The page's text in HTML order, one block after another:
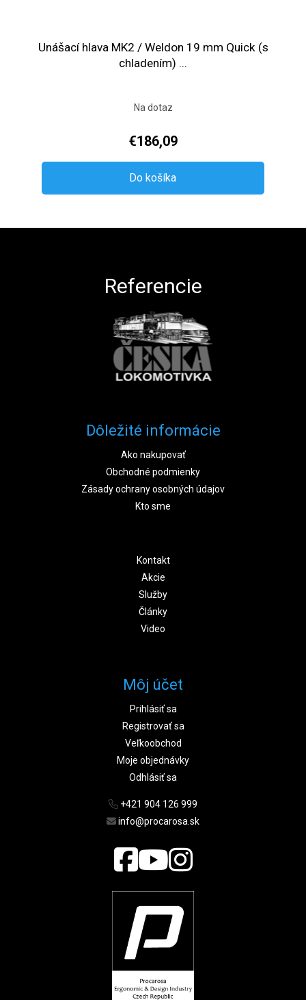
Unášací hlava MK2 / Weldon 19 mm Quick (s
chladením) ...
Na dotaz
€186,09
Do košíka
Referencie
Dôležité informácie
Ako nakupovať
Obchodné podmienky
Zásady ochrany osobných údajov
Kto sme
Kontakt
Akcie
Služby
Články
Video
Môj účet
Prihlásiť sa
Registrovať sa
Veľkoobchod
Moje objednávky
Odhlásiť sa
+421 904 126 999
info@procarosa.sk